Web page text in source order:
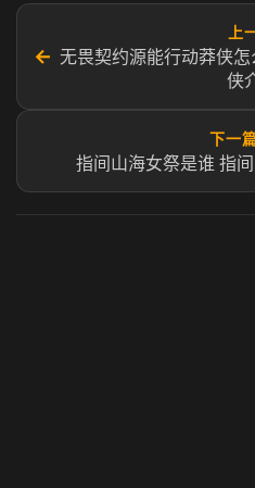
←
上
无畏契约源能行动莽侠
侠
下一
指间山海女祭是谁 指